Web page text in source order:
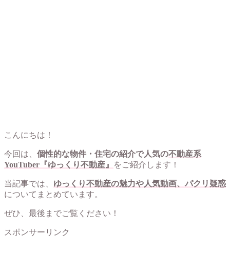
こんにちは！
今回は、 個性的な物件・住宅の紹介で人気の不動産系
YouTuber『ゆっくり不動産』
をご紹介します！
当記事では、 ゆっくり不動産の魅力や人気動画、パクリ疑惑
についてまとめています。
ぜひ、最後までご覧ください！
スポンサーリンク